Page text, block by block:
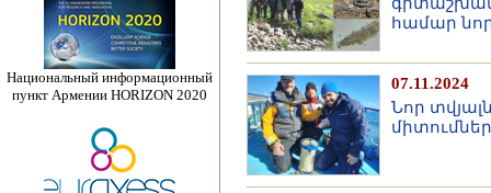
Национальный информационный
пункт Армении HORIZON 2020
համար
07.11.2024
Նոր